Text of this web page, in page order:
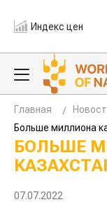
Индекс цен
Главная
Больше миллиона
БОЛЬШЕ
07.07.2022